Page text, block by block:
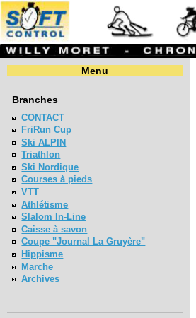
Menu
Branches
CONTACT
FriRun Cup
Ski ALPIN
Triathlon
Ski Nordique
Courses à pieds
VTT
Athlétisme
Slalom In-Line
Caisse à savon
Coupe "Journal La Gruyère"
Hippisme
Marche
Archives